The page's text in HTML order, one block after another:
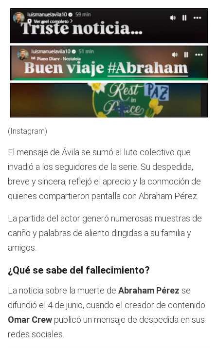
(Instagram)
El mensaje de Ávila se sumó al luto colectivo que
invadió a los seguidores de la serie. Su despedida,
breve y sincera, reflejó el aprecio y la conmoción de
quienes compartieron pantalla con Abraham Pérez.
La partida del actor generó numerosas muestras de
cariño y palabras de aliento dirigidas a su familia y
amigos.
¿Qué se sabe del fallecimiento?
La noticia sobre la muerte de Abraham Pérez se
difundió el 4 de junio, cuando el creador de contenido
Omar Crew publicó un mensaje de despedida en sus
redes sociales.